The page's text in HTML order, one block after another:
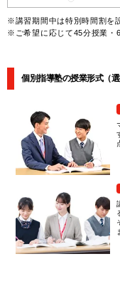
※講習期間中は特別時間割を
※ご希望に応じて45分授業・
個別指導塾の授業形式（選